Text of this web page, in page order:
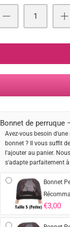
Bonnet de perruque
Avez-vous besoin
bonnet ? Il vous suffit
l'ajouter au panier.
s'adapte parfaitement
Bonnet
€3,00